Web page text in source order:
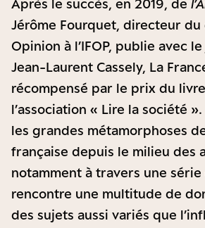
Après le succès, en 2019, de
Jérôme Fourquet, directeur
Opinion à l’IFOP, publie avec
Jean-Laurent Cassely, La
récompensé par le prix du
l’association « Lire la société
les grandes métamorphoses
française depuis le milieu des
notamment à travers une
rencontre une multitude de
des sujets aussi variés que